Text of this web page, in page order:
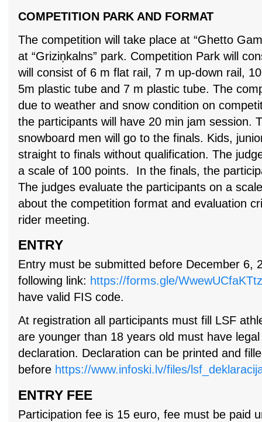
COMPETITION PARK AND FORMAT
The competition will take place at “Ghetto
at “Griziņkalns” park. Competition Park will
will consist of 6 m flat rail, 7 m up-down rail,
5m plastic tube and 7 m plastic tube. The
due to weather and snow condition on
the participants will have 20 min jam session.
snowboard men will go to the finals. Kids,
straight to finals without qualification. The
a scale of 100 points. In the finals, the
The judges evaluate the participants on a
about the competition format and evaluation
rider meeting.
ENTRY
Entry must be submitted before December 6,
following link: https://forms.gle/
have valid FIS code.
At registration all participants must fill LSF
are younger than 18 years old must have
declaration. Declaration can be printed and
before https://www.infoski.lv/files/
ENTRY FEE
Participation fee is 15 euro, fee must be paid